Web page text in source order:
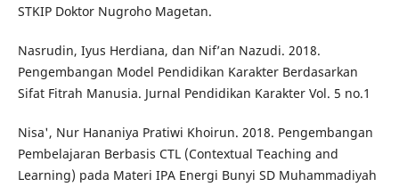
STKIP Doktor Nugroho Magetan.
Nasrudin, Iyus Herdiana, dan Nif’an Nazudi. 2018.
Pengembangan Model Pendidikan Karakter Berdasarkan
Sifat Fitrah Manusia. Jurnal Pendidikan Karakter Vol. 5 no.1
Nisa', Nur Hananiya Pratiwi Khoirun. 2018. Pengembangan
Pembelajaran Berbasis CTL (Contextual Teaching and
Learning) pada Materi IPA Energi Bunyi SD Muhammadiyah